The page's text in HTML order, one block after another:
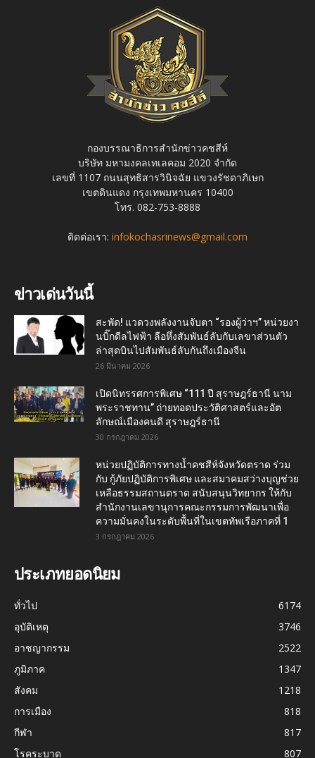
กองบรรณาธิการสำนักข่าวคชสีห์
บริษัท มหามงคลเทเลคอม 2020 จำกัด
เลขที่ 1107 ถนนสุทธิสารวินิจฉัย แขวงรัชดาภิเษก
เขตดินแดง กรุงเทพมหานคร 10400
โทร. 082-753-8888
ติดต่อเรา: infokochasrinews@gmail.com
ข่าวเด่นวันนี้
สะพัด! แวดวงพลังงานจับตา “รองผู้ว่าฯ” หน่วยงา
นบิ๊กดีลไฟฟ้า ลือหึ่งสัมพันธ์ลับกับเลขาส่วนตัว
ล่าสุดบินไปสัมพันธ์ลับกันถึงเมืองจีน
26 มีนาคม 2026
เปิดนิทรรศการพิเศษ “111 ปี สุราษฎร์ธานี นาม
พระราชทาน” ถ่ายทอดประวัติศาสตร์และอัต
ลักษณ์เมืองคนดี สุราษฎร์ธานี
30 กรกฎาคม 2026
หน่วยปฏิบัติการทางน้ำคชสีห์จังหวัดตราด ร่วม
กับ กู้ภัยปฏิบัติการพิเศษ และสมาคมสว่างบุญช่วย
เหลือธรรมสถานตราด สนับสนุนวิทยากร ให้กับ
สำนักงานเลขานุการคณะกรรมการพัฒนาเพื่อ
ความมั่นคงในระดับพื้นที่ในเขตทัพเรือภาคที่ 1
3 กรกฎาคม 2026
ประเภทยอดนิยม
ทั่วไป
6174
อุบัติเหตุ
3746
อาชญากรรม
2522
ภูมิภาค
1347
สังคม
1218
การเมือง
818
กีฬา
817
โรคระบาด
807